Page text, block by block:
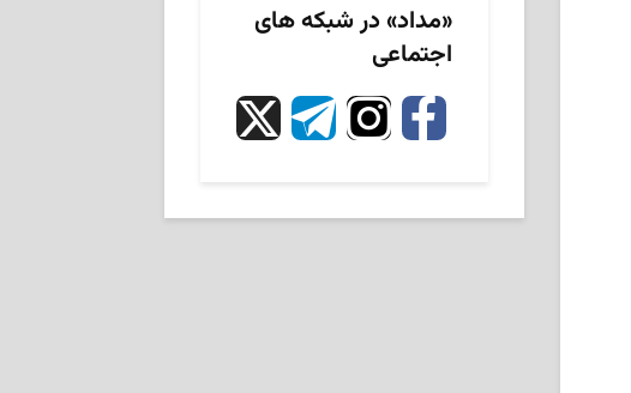
«مداد» در شبکه های
اجتماعی